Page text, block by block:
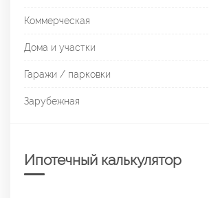
Коммерческая
Дома и участки
Гаражи / парковки
Зарубежная
Ипотечный калькулятор